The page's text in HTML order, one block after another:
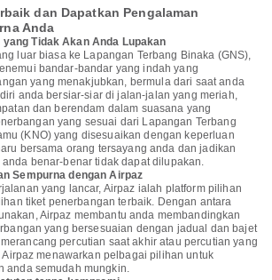
dan Dapatkan Pengalaman
Anda
Tidak Akan Anda Lupakan
luar biasa ke Lapangan Terbang Binaka (GNS),
bandar-bandar yang indah yang
yang menakjubkan, bermula dari saat anda
anda bersiar-siar di jalan-jalan yang meriah,
dan berendam dalam suasana yang
yang sesuai dari Lapangan Terbang
(KNO) yang disesuaikan dengan keperluan
bersama orang tersayang anda dan jadikan
benar-benar tidak dapat dilupakan.
Sempurna dengan Airpaz
yang lancar, Airpaz ialah platform pilihan
tiket penerbangan terbaik. Dengan antara
Airpaz membantu anda membandingkan
yang bersesuaian dengan jadual dan bajet
percutian saat akhir atau percutian yang
menawarkan pelbagai pilihan untuk
anda semudah mungkin.